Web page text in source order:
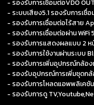
- รองรับการเชื่อมต่อVDO
- ระบบเสียง5.1 รองรับการเชื่
- รองรับการเชื่อมต่อไร้สาย
- รองรับการเชื่อมต่อผ่าน WiFi
- รองรับการแสดงผลแบบ 2 ห
- รองรับการใช้งานผ่านระบบ
- รองรับการเพิ่มอุปกรณ์กล้อง
- รองรับอุปกรณ์การเพิ่มชุดก
- รองรับการโหลดแอพพลิเคชั
- รองรับการดู